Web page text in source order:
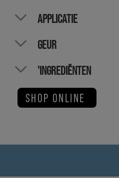
APPLICATIE
GEUR
'INGREDIËNTEN
SHOP ONLINE